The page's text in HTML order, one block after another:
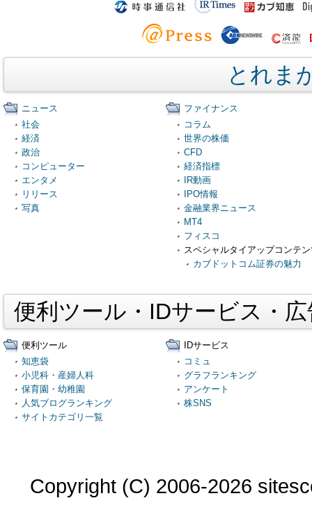
とれま
ニュース
社会
経済
政治
コンピューター
エンタメ
リリース
写真
ファイナンス
コラム
世界の株価
CFD
経済指標
IR動画
IPO情報
金融業界ニュース
MT4
フィスコ
スペシャルタイアップコンテ
カブドットコム証券の魅力
便利ツール・IDサービス・
便利ツール
知恵袋
小児科・産婦人科
保育園・幼稚園
人気ブログランキング
サイトカテゴリ一覧
IDサービス
コミュ
グラフランキング
アンケート
株SNS
Copyright (C) 2006-2026